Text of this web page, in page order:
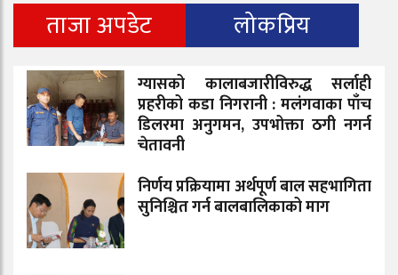
ताजा अपडेट लोकप्रिय
ग्यासको कालाबजारीविरुद्ध सर्लाही
प्रहरीको कडा निगरानी : मलंगवाका पाँच
डिलरमा अनुगमन, उपभोक्ता ठगी नगर्न
चेतावनी
निर्णय प्रक्रियामा अर्थपूर्ण बाल सहभागिता
सुनिश्चित गर्न बालबालिकाको माग